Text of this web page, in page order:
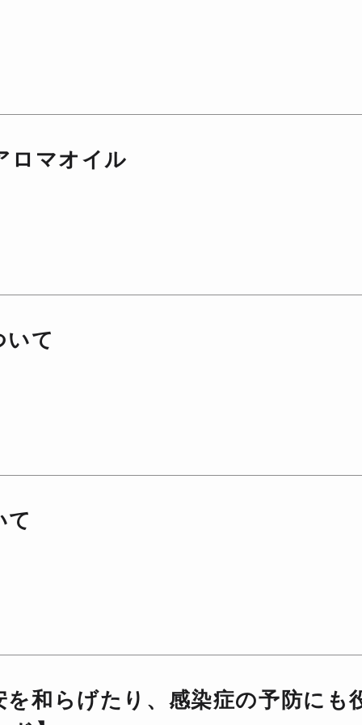
ロマオイル
いて
て
を和らげたり、感染症の予防にも